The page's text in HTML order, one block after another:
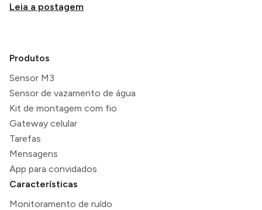
Leia a postagem
Produtos
Sensor M3
Sensor de vazamento de água
Kit de montagem com fio
Gateway celular
Tarefas
Mensagens
App para convidados
Características
Monitoramento de ruído